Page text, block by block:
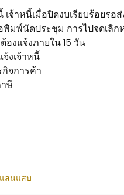
าหนี้เมื่อปิดงบเรียบร้อยรอ
มพ์นัดประชุม การไปจดเลิก
งแจ้งภายใน 15 วัน
งเจ้าหนี้
จการค้า
ษี
สนแสบ